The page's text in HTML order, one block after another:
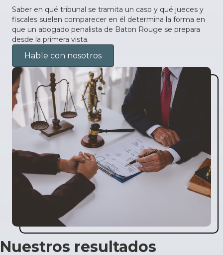
Saber en qué tribunal se tramita un caso y qué jueces y
fiscales suelen comparecer en él determina la forma en
que un abogado penalista de Baton Rouge se prepara
desde la primera vista.
Hable con nosotros
Nuestros resultados